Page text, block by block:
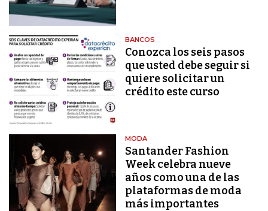
BANCOS
Conozca los seis pasos
que usted debe seguir si
quiere solicitar un
crédito este curso
MODA
Santander Fashion
Week celebra nueve
años como una de las
plataformas de moda
más importantes